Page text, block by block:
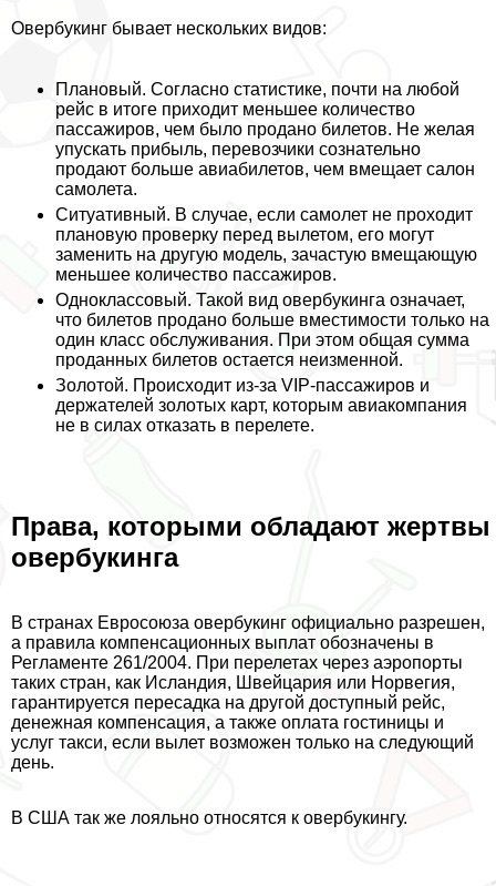
Овербукинг бывает нескольких видов:
Плановый. Согласно статистике, почти на любой
рейс в итоге приходит меньшее количество
пассажиров, чем было продано билетов. Не желая
упускать прибыль, перевозчики сознательно
продают больше авиабилетов, чем вмещает салон
самолета.
Ситуативный. В случае, если самолет не проходит
плановую проверку перед вылетом, его могут
заменить на другую модель, зачастую вмещающую
меньшее количество пассажиров.
Одноклассовый. Такой вид овербукинга означает,
что билетов продано больше вместимости только на
один класс обслуживания. При этом общая сумма
проданных билетов остается неизменной.
Золотой. Происходит из-за VIP-пассажиров и
держателей золотых карт, которым авиакомпания
не в силах отказать в перелете.
Права, которыми обладают жертвы
овербукинга
В странах Евросоюза овербукинг официально разрешен,
а правила компенсационных выплат обозначены в
Регламенте 261/2004. При перелетах через аэропорты
таких стран, как Исландия, Швейцария или Норвегия,
гарантируется пересадка на другой доступный рейс,
денежная компенсация, а также оплата гостиницы и
услуг такси, если вылет возможен только на следующий
день.
В США так же лояльно относятся к овербукингу.